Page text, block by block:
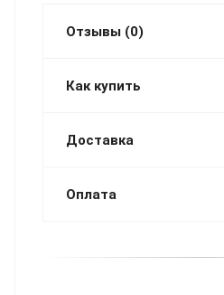
Отзывы (0)
Как купить
Доставка
Оплата